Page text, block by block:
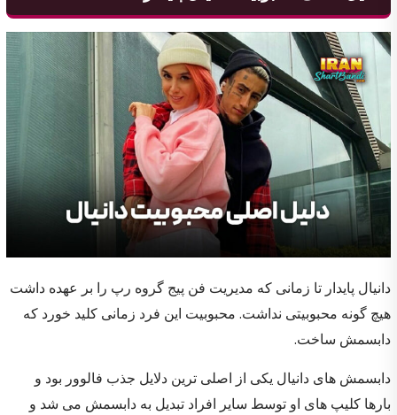
دانیال پایدار تا زمانی که مدیریت فن پیج گروه رپ را بر عهده داشت
هیچ گونه محبوبیتی نداشت. محبوبیت این فرد زمانی کلید خورد که
دابسمش ساخت.
دابسمش های دانیال یکی از اصلی ترین دلایل جذب فالوور بود و
بارها کلیپ های او توسط سایر افراد تبدیل به دابسمش می شد و